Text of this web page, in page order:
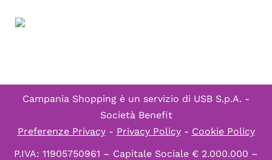
Campania Shopping è un servizio di USB S.p.A. -
Società Benefit
Preferenze Privacy- Privacy Policy- Cookie Policy
P.IVA: 11905750961 – Capitale Sociale € 2.000.000 –